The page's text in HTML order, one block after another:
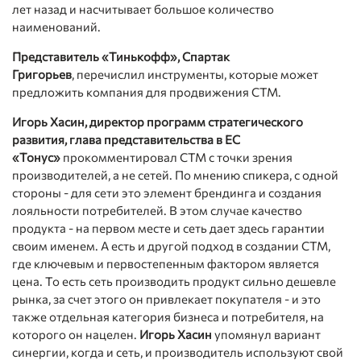
лет назад и насчитывает большое количество
наименований.
Представитель «Тинькофф», Спартак
Григорьев, перечислил инструменты, которые может
предложить компания для продвижения СТМ.
Игорь Хасин, директор программ стратегического
развития, глава представительства в ЕС
«Тонус» прокомментировал СТМ с точки зрения
производителей, а не сетей. По мнению спикера, с одной
стороны - для сети это элемент брендинга и создания
лояльности потребителей. В этом случае качество
продукта - на первом месте и сеть дает здесь гарантии
своим именем. А есть и другой подход в создании СТМ,
где ключевым и первостепенным фактором является
цена. То есть сеть производить продукт сильно дешевле
рынка, за счет этого он привлекает покупателя - и это
также отдельная категория бизнеса и потребителя, на
которого он нацелен. Игорь Хасин упомянул вариант
синергии, когда и сеть, и производитель используют свой